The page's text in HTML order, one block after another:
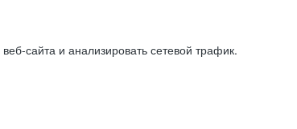
сайта и анализировать сетевой трафик.